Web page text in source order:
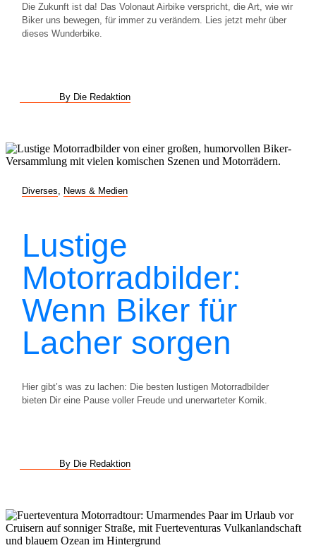
Die Zukunft ist da! Das Volonaut Airbike verspricht, die Art, wie wir
Biker uns bewegen, für immer zu verändern. Lies jetzt mehr über
dieses Wunderbike.
By Die Redaktion
Diverses News & Medien
Lustige
Motorradbilder:
Wenn Biker für
Lacher sorgen
Hier gibt’s was zu lachen: Die besten lustigen Motorradbilder
bieten Dir eine Pause voller Freude und unerwarteter Komik.
By Die Redaktion